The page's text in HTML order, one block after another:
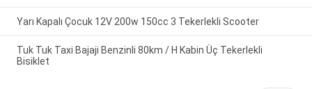
Yarı Kapalı Çocuk 12V 200w 150cc 3 Tekerlekli Scooter
Tuk Tuk Taxi Bajaji Benzinli 80km / H Kabin Üç Tekerlekli
Bisiklet